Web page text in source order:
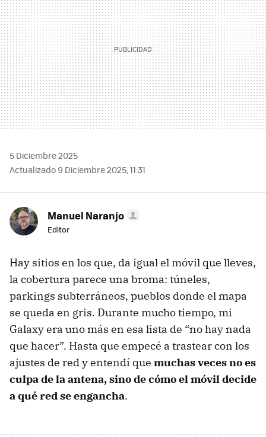
5 Diciembre 2025
Actualizado 9 Diciembre 2025, 11:31
Manuel Naranjo
Editor
Hay sitios en los que, da igual el móvil que lleves,
la cobertura parece una broma: túneles,
parkings subterráneos, pueblos donde el mapa
se queda en gris. Durante mucho tiempo, mi
Galaxy era uno más en esa lista de “no hay nada
que hacer”. Hasta que empecé a trastear con los
ajustes de red y entendí que muchas veces no es
culpa de la antena, sino de cómo el móvil decide
a qué red se engancha.